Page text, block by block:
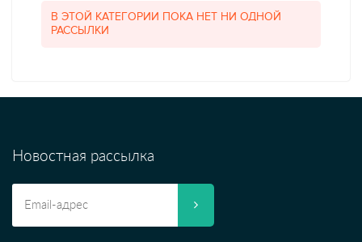
В ЭТОЙ КАТЕГОРИИ ПОКА НЕТ НИ ОДНОЙ
РАССЫЛКИ
Новостная рассылка